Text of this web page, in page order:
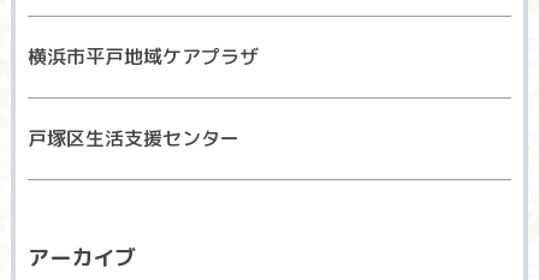
横浜市平戸地域ケアプラザ
戸塚区生活支援センター
アーカイブ